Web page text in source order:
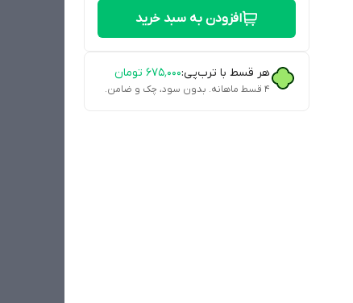
افزودن به سبد خرید
هر قسط با ترب‌پی:۶۷۵٬۰۰۰ تومان
۴ قسط ماهانه. بدون سود، چک و ضامن.